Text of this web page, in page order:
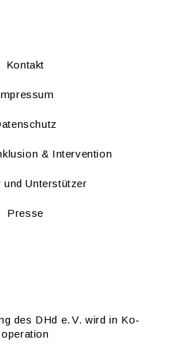
Kon­takt
& In­ter­ven­ti­on
und Un­ter­stüt­zer
Pres­se
des DHd e. V. wird in Ko­
ope­ra­ti­on